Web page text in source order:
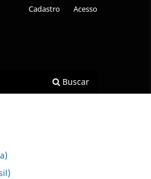
Buscar
Cadastro Acesso